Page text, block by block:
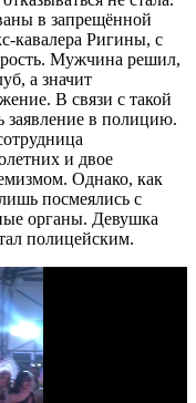
в запрещённой
кавалера Ригины, с
Мужчина решил,
а значит
В связи с такой
в полицию.
и двое
Однако, как
посмеялись с
органы. Девушка
полицейским.